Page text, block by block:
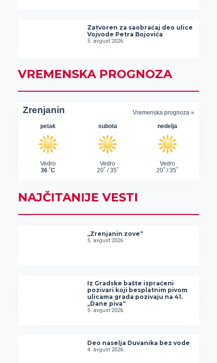
Zatvoren za saobraćaj deo ulice
Vojvode Petra Bojovića
5. avgust 2026.
VREMENSKA PROGNOZA
NAJČITANIJE VESTI
„Zrenjanin zove“
5. avgust 2026.
Iz Gradske bašte ispraćeni
pozivari koji besplatnim pivom
ulicama grada pozivaju na 41.
„Dane piva“
5. avgust 2026.
Deo naselja Duvanika bez vode
4. avgust 2026.